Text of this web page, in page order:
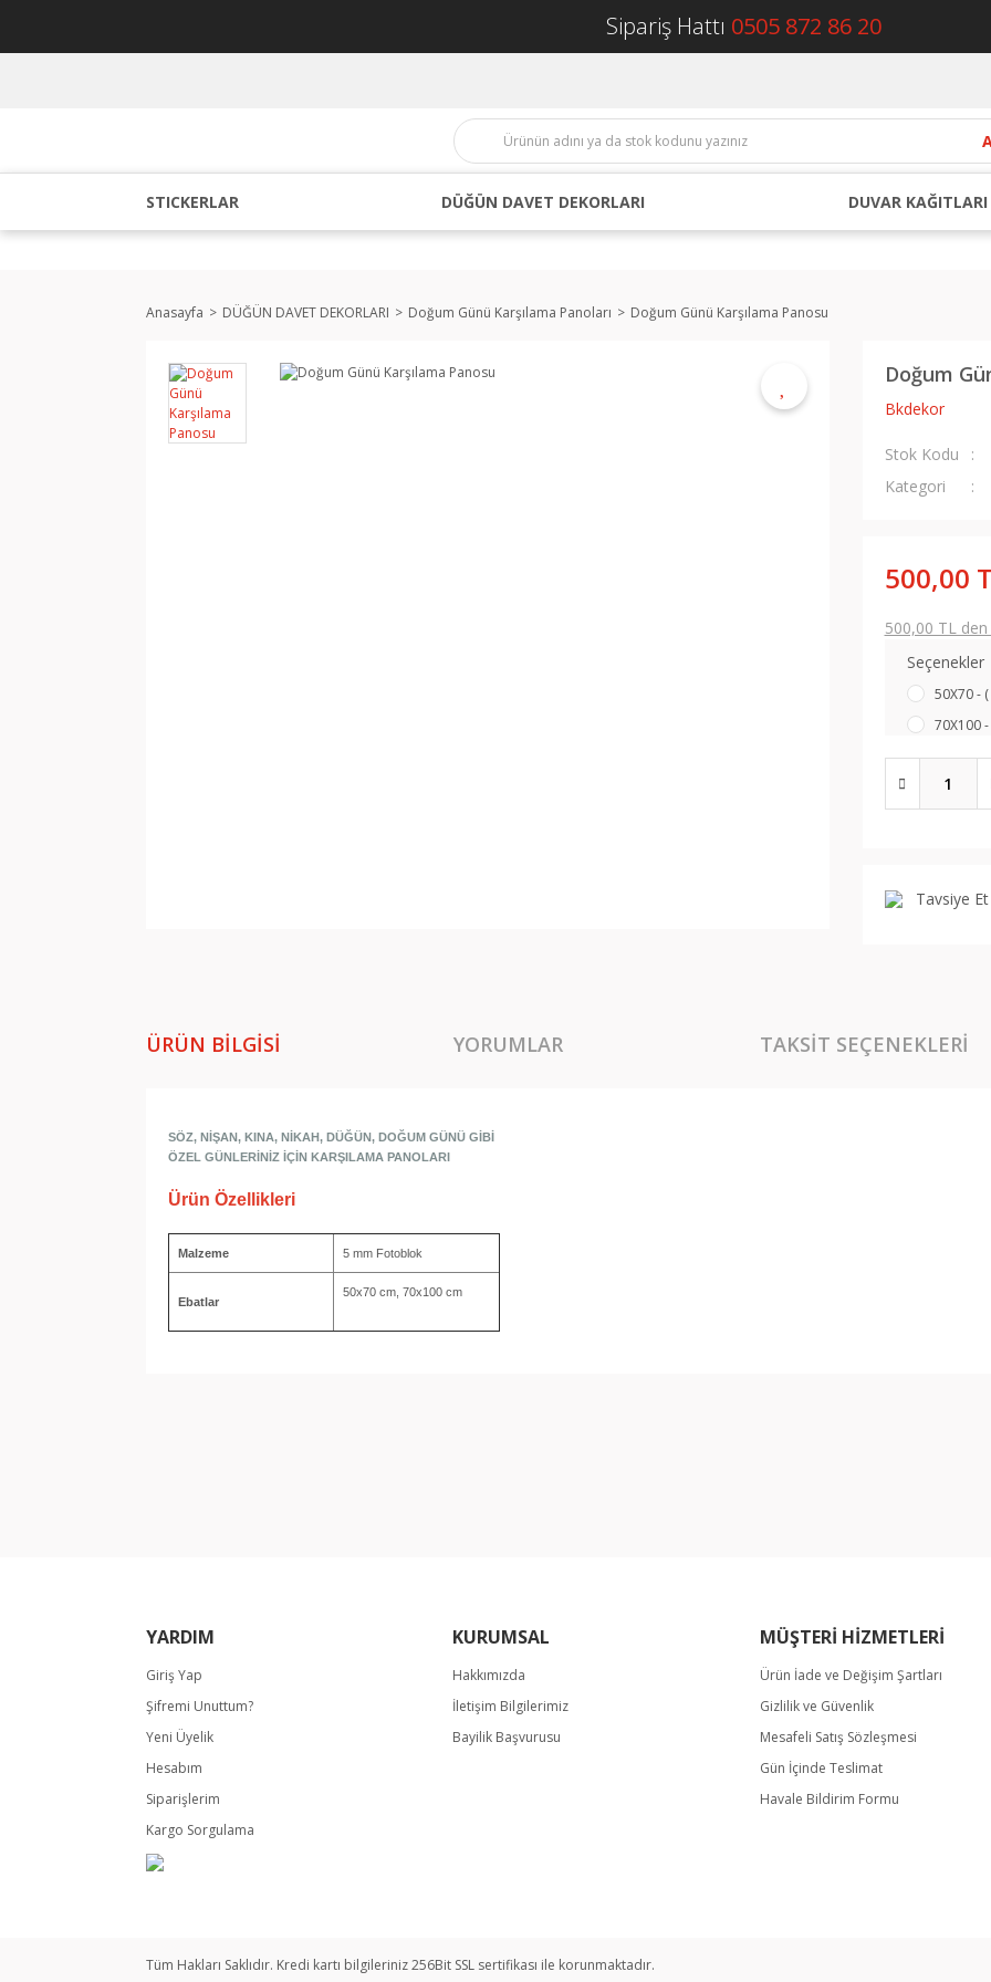
Sipariş Hattı 0505 872 86 20
STICKERLAR DÜĞÜN DAVET DEKORLARI DUVAR KAĞITLARI
Anasayfa DÜĞÜN DAVET DEKORLARI Doğum Günü Karşılama Panoları Doğum Günü Karşılama Panosu
Doğum
Bkdekor
Stok Kodu
Kategori
500,00
500,00 TL
Seçenekler
50X70 -
70X100
Tavsiye Et
ÜRÜN BILGISI YORUMLAR TAKSIT SEÇENEKLERI
SÖZ, NİŞAN, KINA, NİKAH, DÜĞÜN, DOĞUM GÜNÜ GİBİ
ÖZEL GÜNLERİNİZ İÇİN KARŞILAMA PANOLARI
Ürün Özellikleri
Malzeme 5 mm Fotoblok
Ebatlar
50x70 cm, 70x100 cm
YARDIM
Giriş Yap
Şifremi Unuttum?
Yeni Üyelik
Hesabım
Siparişlerim
Kargo Sorgulama
KURUMSAL
Hakkımızda
İletişim Bilgilerimiz
Bayilik Başvurusu
MÜŞTERİ HİZMETLERİ
Ürün İade ve Değişim Şartları
Gizlilik ve Güvenlik
Mesafeli Satış Sözleşmesi
Gün İçinde Teslimat
Havale Bildirim Formu
Tüm Hakları Saklıdır. Kredi kartı bilgileriniz 256Bit SSL sertifikası ile korunmaktadır.